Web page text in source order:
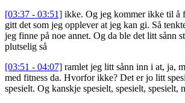
[03:37 - 03:51] ikke. Og jeg kommer ikke til å
gitt det som jeg opplever at jeg kan gi. Så
jeg finne på noe annet. Og da ble det litt sånn
plutselig så
[03:51 - 04:07] ramlet jeg litt sånn inn i at, ja,
med fitness da. Hvorfor ikke? Det er jo litt
spesielt. Og kanskje spesielt, spesielt, spesielt,